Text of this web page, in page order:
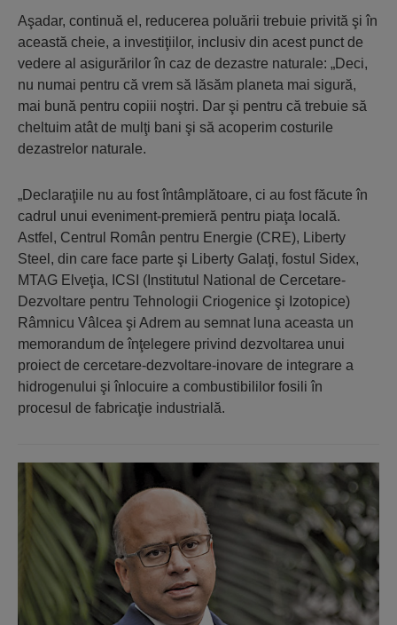
Aşadar, continuă el, reducerea poluării trebuie privită şi în
această cheie, a investiţiilor, inclusiv din acest punct de
vedere al asigurărilor în caz de dezastre naturale: „Deci,
nu numai pentru că vrem să lăsăm planeta mai sigură,
mai bună pentru copiii noştri. Dar şi pentru că trebuie să
cheltuim atât de mulţi bani şi să acoperim costurile
dezastrelor naturale.
„Declaraţiile nu au fost întâmplătoare, ci au fost făcute în
cadrul unui eveniment-premieră pentru piaţa locală.
Astfel, Centrul Român pentru Energie (CRE), Liberty
Steel, din care face parte şi Liberty Galaţi, fostul Sidex,
MTAG Elveţia, ICSI (Institutul National de Cercetare-
Dezvoltare pentru Tehnologii Criogenice şi Izotopice)
Râmnicu Vâlcea şi Adrem au semnat luna aceasta un
memorandum de înţelegere privind dezvoltarea unui
proiect de cercetare-dezvoltare-inovare de integrare a
hidrogenului şi înlocuire a combustibililor fosili în
procesul de fabricaţie industrială.